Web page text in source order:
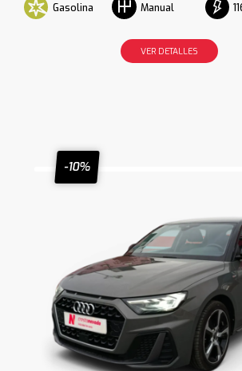
Gasolina Manual
VER DETALLES
-10%